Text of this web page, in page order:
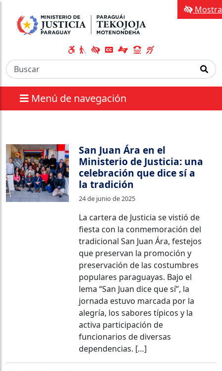
Menú de navegación
San Juan Ára en el
Ministerio de Justicia: una
celebración que dice sí a
la tradición
24 de junio de 2025
La cartera de Justicia se vistió de
fiesta con la conmemoración del
tradicional San Juan Ára, festejos
que preservan la promoción y
preservación de las costumbres
populares paraguayas. Bajo el
lema “San Juan dice que sí”, la
jornada estuvo marcada por la
alegría, los sabores típicos y la
activa participación de
funcionarios de diversas
dependencias. […]